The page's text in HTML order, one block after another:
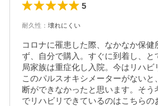
5
耐久性 ： 壊れにくい
コロナに罹患した際、なかなか保
ず、自分で購入。すぐに到着し、と
局家族は重症化し入院。今はリハビ
このパルスオキシメーターがないと
断ができなかったと思います。そ
でリハビリできているのはこちらの